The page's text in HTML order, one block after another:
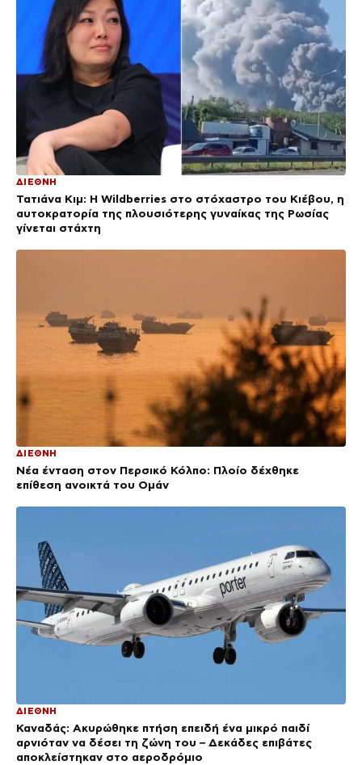
ΔΙΕΘΝΗ
Τατιάνα Κιμ: Η Wildberries στο στόχαστρο του Κιέβου, η
αυτοκρατορία της πλουσιότερης γυναίκας της Ρωσίας
γίνεται στάχτη
ΔΙΕΘΝΗ
Νέα ένταση στον Περσικό Κόλπο: Πλοίο δέχθηκε
επίθεση ανοικτά του Ομάν
ΔΙΕΘΝΗ
Καναδάς: Ακυρώθηκε πτήση επειδή ένα μικρό παιδί
αρνιόταν να δέσει τη ζώνη του – Δεκάδες επιβάτες
αποκλείστηκαν στο αεροδρόμιο